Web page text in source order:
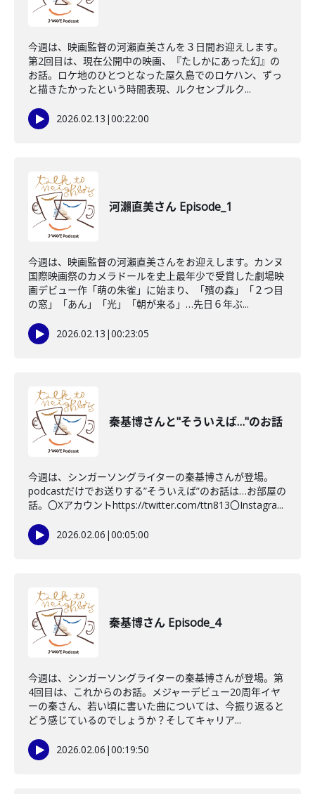
今週は、映画監督の河瀨直美さんを３日間お迎えします。
第2回目は、現在公開中の映画、『たしかにあった幻』の
お話。ロケ地のひとつとなった屋久島でのロケハン、ずっ
と描きたかったという時間表現、ルクセンブルク...
2026.02.13 |00:22:00
河瀨直美さん Episode_1
今週は、映画監督の河瀨直美さんをお迎えします。カンヌ
国際映画祭のカメラドールを史上最年少で受賞した劇場映
画デビュー作「萌の朱雀」に始まり、「殯の森」「２つ目
の窓」「あん」「光」「朝が来る」…先日６年ぶ...
2026.02.13 |00:23:05
秦基博さんと"そういえば…"のお話
今週は、シンガーソングライターの秦基博さんが登場。
podcastだけでお送りする”そういえば”のお話は…お部屋の
話。〇Xアカウントhttps://twitter.com/ttn813〇Instagra...
2026.02.06 |00:05:00
秦基博さん Episode_4
今週は、シンガーソングライターの秦基博さんが登場。第
4回目は、これからのお話。メジャーデビュー20周年イヤ
ーの秦さん、若い頃に書いた曲については、今振り返ると
どう感じているのでしょうか？そしてキャリア...
2026.02.06 |00:19:50